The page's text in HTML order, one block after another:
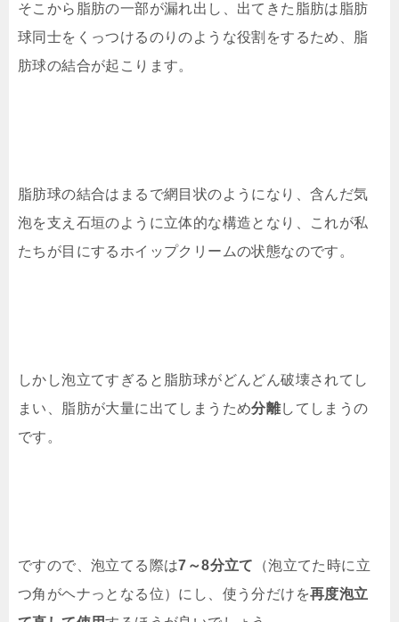
そこから脂肪の一部が漏れ出し、出てきた脂肪は脂肪
球同士をくっつけるのりのような役割をするため、脂
肪球の結合が起こります。
脂肪球の結合はまるで網目状のようになり、含んだ気
泡を支え石垣のように立体的な構造となり、これが私
たちが目にするホイップクリームの状態なのです。
しかし泡立てすぎると脂肪球がどんどん破壊されてし
まい、脂肪が大量に出てしまうため分離してしまうの
です。
ですので、泡立てる際は7～8分立て
（泡立てた時に立
つ角がヘナっとなる位）にし、使う分だけを再度泡立